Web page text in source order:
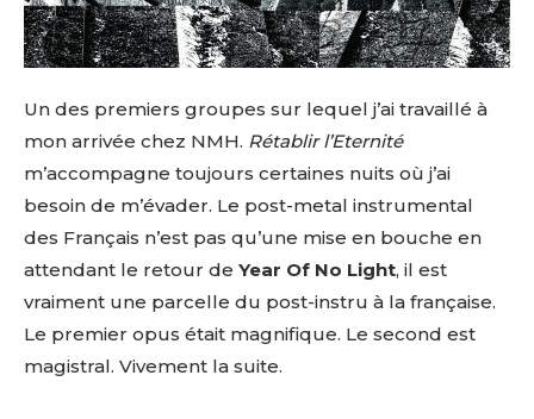
Un des premiers groupes sur lequel j’ai travaillé à
mon arrivée chez NMH. Rétablir l’Eternité
m’accompagne toujours certaines nuits où j’ai
besoin de m’évader. Le post-metal instrumental
des Français n’est pas qu’une mise en bouche en
attendant le retour de Year Of No Light, il est
vraiment une parcelle du post-instru à la française.
Le premier opus était magnifique. Le second est
magistral. Vivement la suite.